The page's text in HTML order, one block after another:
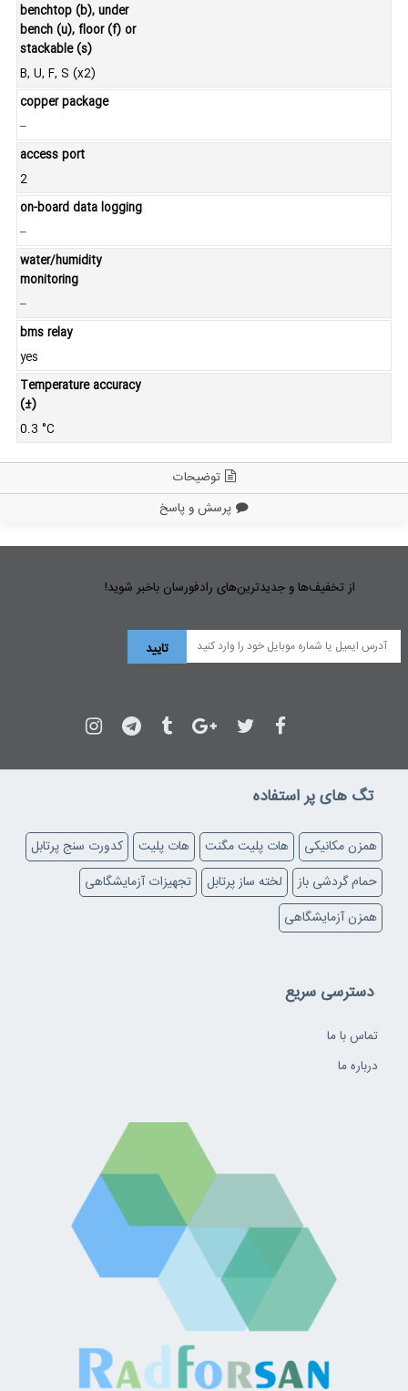
benchtop (b), under
bench (u), floor (f) or
stackable (s)
B, U, F, S (x2)
copper package
–
access port
2
on-board data logging
–
water/humidity
monitoring
–
bms relay
yes
Temperature accuracy
(±)
0.3 °C
توضیحات
پرسش و پاسخ
از تخفیف‌ها و جدیدترین‌های رادفورسان باخبر شوید!
تگ های پر استفاده
همزن مکانیکی هات پلیت مگنت هات پلیت
کدورت سنج پرتابل
حمام گردشی باز
لخته ساز پرتابل
تجهیزات آزمایشگاهی
همزن آزمایشگاهی
دسترسی سریع
تماس با ما
درباره ما